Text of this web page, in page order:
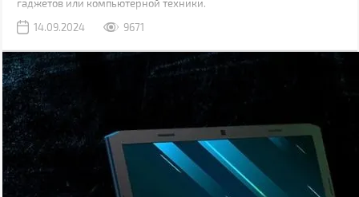
гаджетов или компьютерной техники.
14.09.2024
9671